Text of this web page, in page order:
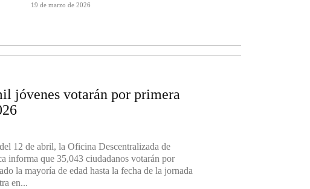
19 de marzo de 2026
jóvenes votarán por primera
12 de abril, la Oficina Descentralizada de
informa que 35,043 ciudadanos votarán por
la mayoría de edad hasta la fecha de la jornada
en...